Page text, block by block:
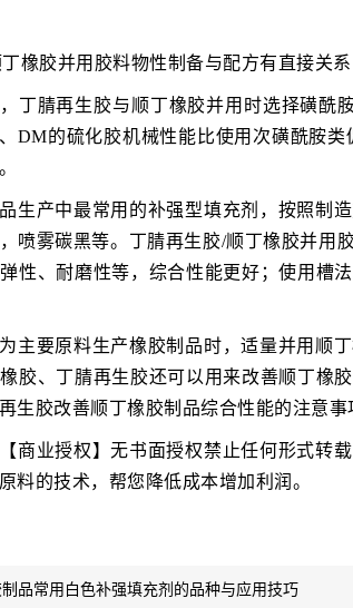
橡胶并用胶料物性制备与配方有直接关
丁腈再生胶与顺丁橡胶并用时选择磺酰
DM的硫化胶机械性能比使用次磺酰胺
生产中最常用的补强型填充剂，按照制
喷雾碳黑等。丁腈再生胶/顺丁橡胶并用
性、耐磨性等，综合性能更好；使用槽
主要原料生产橡胶制品时，适量并用顺
胶、丁腈再生胶还可以用来改善顺丁橡
生胶改善顺丁橡胶制品综合性能的注意事
商业授权】无书面授权禁止任何形式转
料的技术，帮您降低成本增加利润。
品常用白色补强填充剂的品种与应用技巧